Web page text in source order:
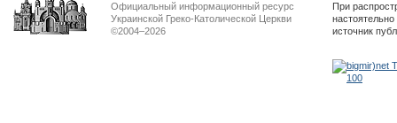
Официальный информационный ресурс
Украинской Греко-Католической Церкви
©2004–2026
При
источник